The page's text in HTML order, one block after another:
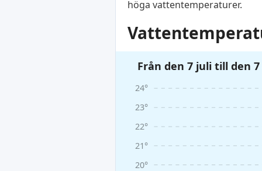
höga vattentemperaturer.
Från den 7 juli till den
20°
21°
22°
23°
24°